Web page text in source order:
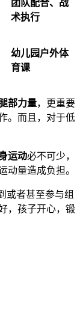
团队配合、战
术执行
幼儿园户外体
育课
部力量，更重要
。而且，对于低
运动必不可少，
动量造成负担。
或者甚至参与组
，孩子开心，锻